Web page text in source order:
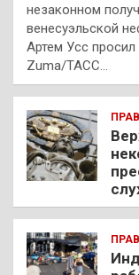
незаконном
венесуэльской
Артем Усс
Zuma/ТАСС…